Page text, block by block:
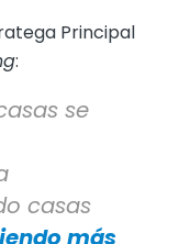
Principal
:
se
casas
más